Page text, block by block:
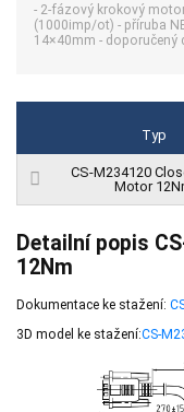
- 2-fázový krokový
(1000imp/ot) - příruba
14×40mm - doporučený
Typ
CS-M234120
Motor
Detailní popis
12Nm
Dokumentace ke stažení:
3D model ke stažení:CS-